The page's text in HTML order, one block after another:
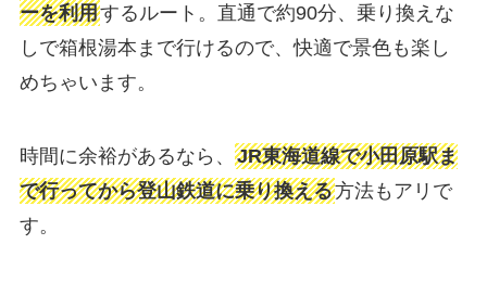
ーを利用するルート。直通で約90分、乗り換えな
しで箱根湯本まで行けるので、快適で景色も楽し
めちゃいます。
時間に余裕があるなら、 JR東海道線で小田原駅ま
で行ってから登山鉄道に乗り換える方法もアリで
す。